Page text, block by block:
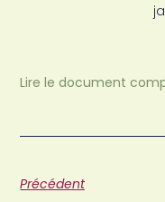
Lire le document
Précédent